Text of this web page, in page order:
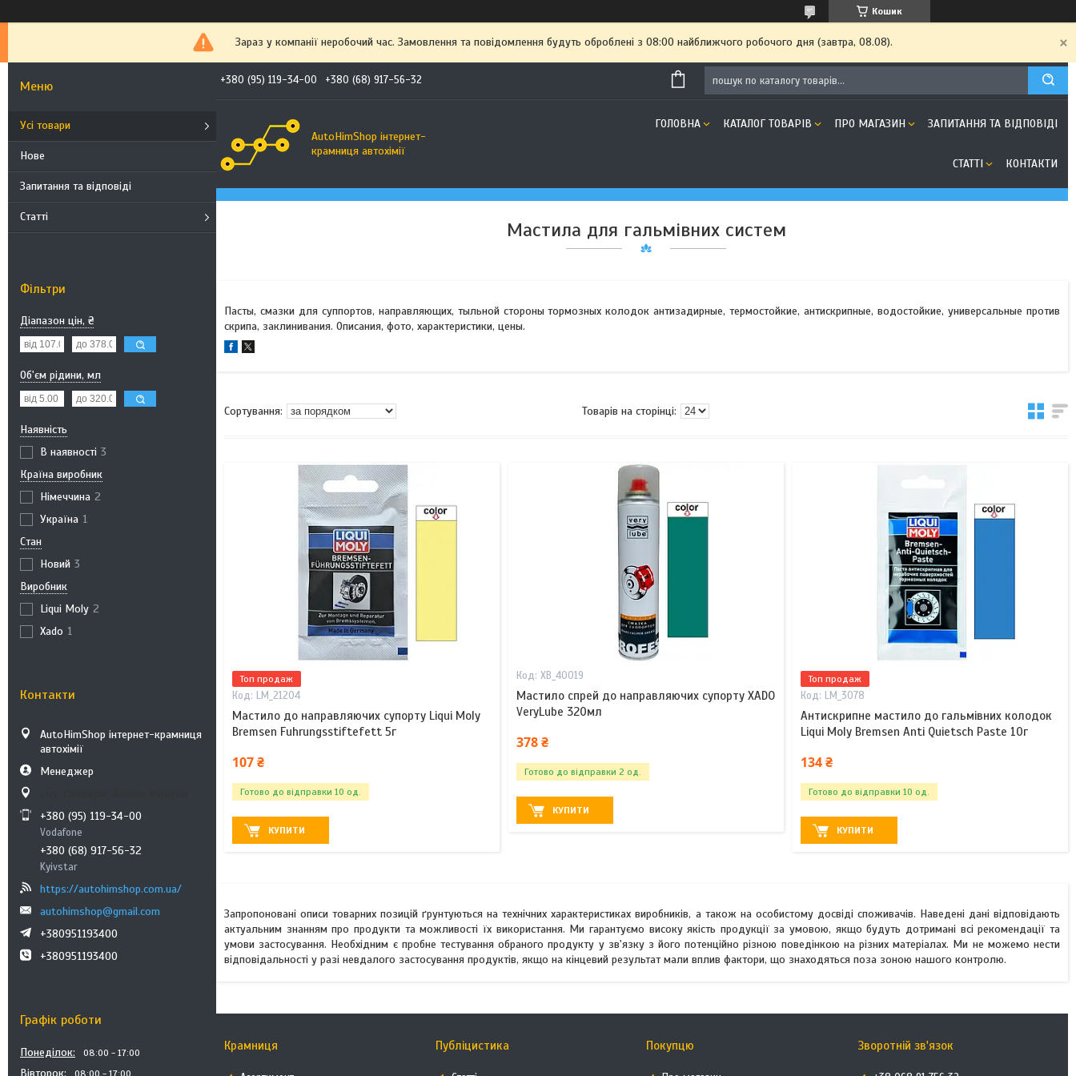
Кошик
Зараз у компанії неробочий час. Замовлення та повідомлення будуть оброблені з 08:00 найближчого робочого дня (завтра, 08.08).
Усі товари
Нове
Запитання та відповіді
Статті
Фільтри
Діапазон цін, ₴
Об'єм рідини, мл
Наявність
В наявності 3
Країна виробник
Німеччина 2
Україна 1
Стан
Новий 3
Виробник
Liqui Moly 2
Xado 1
Контакти
AutoHimShop інтернет-крамниця
автохімії
Менеджер
+380 (95) 119-34-00
Vodafone
+380 (68) 917-56-32
Kyivstar
https://autohimshop.com.ua/
autohimshop@gmail.com
+380951193400
+380951193400
Графік роботи
Понеділок 08:00 17:00
Вівторок 08:00 17:00
+380 (95) 119-34-00 +380 (68) 917-56-32
AutoHimShop інтернет-
крамниця автохімії
ГОЛОВНА КАТАЛОГ ТОВАРІВ ПРО МАГАЗИН ЗАПИТАННЯ ТА ВІДПОВІДІ
СТАТТІ КОНТАКТИ
Мастила для гальмівних систем
Пасты, смазки для суппортов, направляющих, тыльной стороны тормозных колодок антизадирные, термостойкие, антискрипные, водостойкие, универсальные против
скрипа, заклинивания. Описания, фото, характеристики, цены.
Топ продаж
LM_21204
Мастило до направляючих супорту Liqui Moly
Bremsen Fuhrungsstiftefett 5г
107 ₴
Готово до відправки 10 од.
КУПИТИ
XB_40019
Мастило спрей до направляючих супорту XADO
VeryLube 320мл
378 ₴
Готово до відправки 2 од.
КУПИТИ
Топ продаж
LM_3078
Антискрипне мастило до гальмівних колодок
Liqui Moly Bremsen Anti Quietsch Paste 10г
134 ₴
Готово до відправки 10 од.
КУПИТИ
Запропоновані описи товарних позицій ґрунтуються на технічних характеристиках виробників, а також на особистому досвіді споживачів. Наведені дані відповідають
актуальним знанням про продукти та можливості їх використання. Ми гарантуємо високу якість продукції за умовою, якщо будуть дотримані всі рекомендації та
умови застосування. Необхідним є пробне тестування обраного продукту у зв'язку з його потенційно різною поведінкою на різних матеріалах. Ми не можемо нести
відповідальності у разі невдалого застосування продуктів, якщо на кінцевий результат мали вплив фактори, що знаходяться поза зоною нашого контролю.
Крамниця Публіцистика Покупцю Зворотній зв'язок